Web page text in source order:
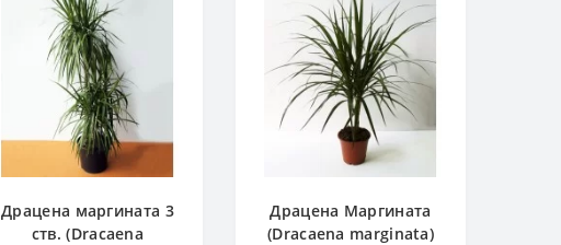
Драцена маргината 3
ств. (Dracaena
Драцена Маргината
(Dracaena marginata)